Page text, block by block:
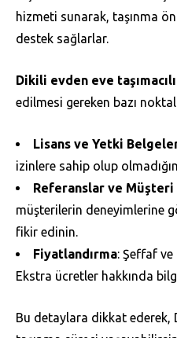
hizmeti sunarak, taşınma
destek sağlarlar.
Dikili evden eve
edilmesi gereken bazı
Lisans ve Yetki
izinlere sahip olup
Referanslar ve Müşteri
müşterilerin deneyimlerine
fikir edinin.
Fiyatlandırma: Şeffaf
Ekstra ücretler hakkında
Bu detaylara dikkat ederek,